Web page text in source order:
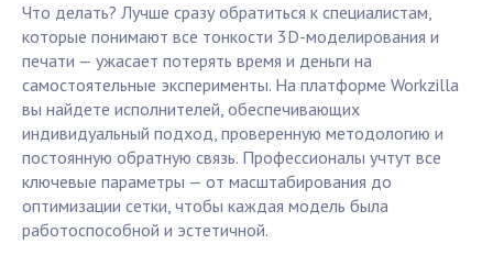
Что делать? Лучше сразу обратиться к специалистам,
которые понимают все тонкости 3D-моделирования и
печати — ужасает потерять время и деньги на
самостоятельные эксперименты. На платформе Workzilla
вы найдете исполнителей, обеспечивающих
индивидуальный подход, проверенную методологию и
постоянную обратную связь. Профессионалы учтут все
ключевые параметры — от масштабирования до
оптимизации сетки, чтобы каждая модель была
работоспособной и эстетичной.